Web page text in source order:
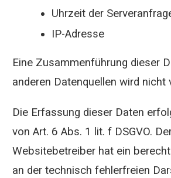
Uhrzeit der
IP-Adresse
Eine Zusammenführung dieser
anderen Datenquellen wird nicht
Die Erfassung dieser Daten
von Art. 6 Abs. 1 lit. f DSGVO.
Websitebetreiber hat ein
an der technisch fehlerfreien